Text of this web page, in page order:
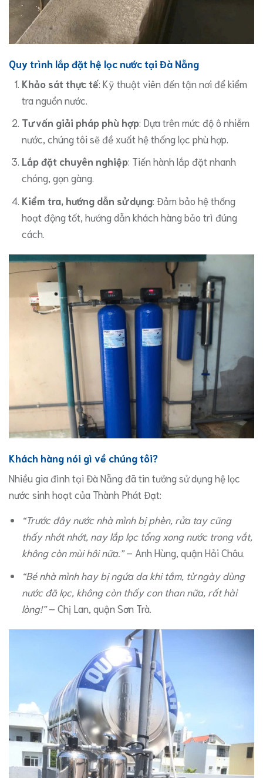
Quy trình lắp đặt hệ lọc nước tại Đà Nẵng
Khảo sát thực tế: Kỹ thuật viên đến tận nơi để kiểm
tra nguồn nước.
Tư vấn giải pháp phù hợp: Dựa trên mức độ ô nhiễm
nước, chúng tôi sẽ đề xuất hệ thống lọc phù hợp.
Lắp đặt chuyên nghiệp: Tiến hành lắp đặt nhanh
chóng, gọn gàng.
Kiểm tra, hướng dẫn sử dụng: Đảm bảo hệ thống
hoạt động tốt, hướng dẫn khách hàng bảo trì đúng
cách.
Khách hàng nói gì về chúng tôi?
Nhiều gia đình tại Đà Nẵng đã tin tưởng sử dụng hệ lọc
nước sinh hoạt của Thành Phát Đạt:
“Trước đây nước nhà mình bị phèn, rửa tay cũng
thấy nhớt nhớt, nay lắp lọc tổng xong nước trong vắt,
không còn mùi hôi nữa.”– Anh Hùng, quận Hải Châu.
“Bé nhà mình hay bị ngứa da khi tắm, từ ngày dùng
nước đã lọc, không còn thấy con than nữa, rất hài
lòng!”– Chị Lan, quận Sơn Trà.